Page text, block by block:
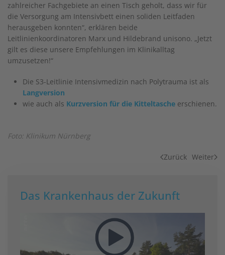
zahlreicher Fachgebiete an einen Tisch geholt, dass wir für
die Versorgung am Intensivbett einen soliden Leitfaden
herausgeben konnten“, erklären beide
Leitlinienkoordinatoren Marx und Hildebrand unisono. „Jetzt
gilt es diese unsere Empfehlungen im Klinikalltag
umzusetzen!“
Die S3-Leitlinie Intensivmedizin nach Polytrauma ist als
Langversion
wie auch als Kurzversion für die Kitteltasche erschienen.
Foto: Klinikum Nürnberg
Zurück Weiter
Das Krankenhaus der Zukunft